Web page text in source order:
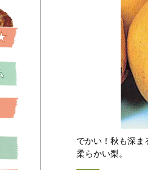
でかい！秋も深ま
柔らかい梨。